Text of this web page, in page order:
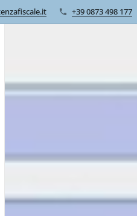
+39 0873 498 177